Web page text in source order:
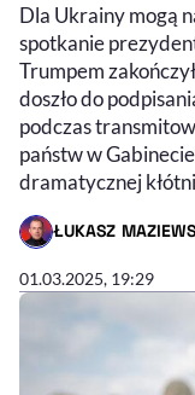
Dla Ukrainy mogą
spotkanie
Trumpem
doszło do
podczas
państw w
dramatycznej
ŁUKASZ
- AUTOR ARTYKUŁU -
01.03.2025, 19:29